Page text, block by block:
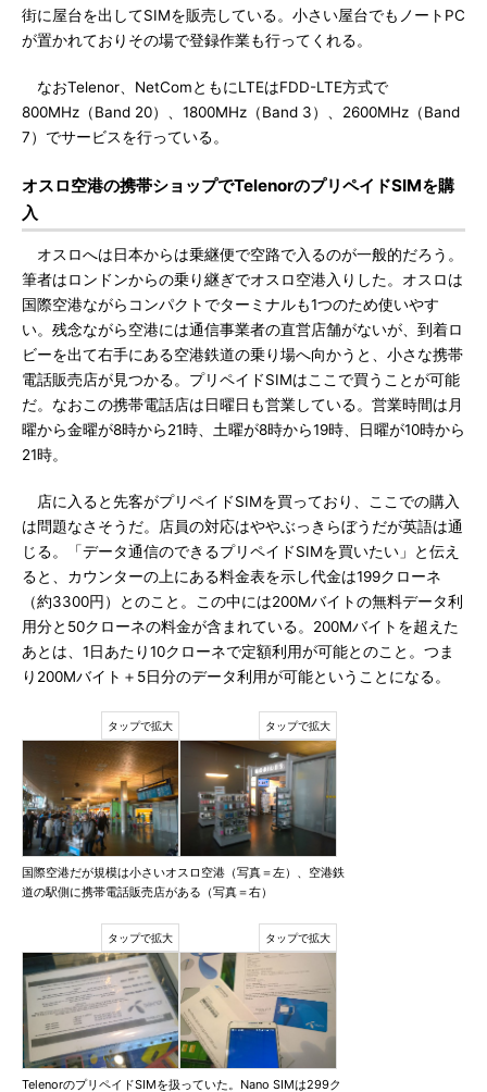
街に屋台を出してSIMを販売している。小さい屋台でもノートPC
が置かれておりその場で登録作業も行ってくれる。
なおTelenor、NetComともにLTEはFDD-LTE方式で
800MHz（Band 20）、1800MHz（Band 3）、2600MHz（Band
7）でサービスを行っている。
オスロ空港の携帯ショップでTelenorのプリペイドSIMを購
入
オスロへは日本からは乗継便で空路で入るのが一般的だろう。
筆者はロンドンからの乗り継ぎでオスロ空港入りした。オスロは
国際空港ながらコンパクトでターミナルも1つのため使いやす
い。残念ながら空港には通信事業者の直営店舗がないが、到着ロ
ビーを出て右手にある空港鉄道の乗り場へ向かうと、小さな携帯
電話販売店が見つかる。プリペイドSIMはここで買うことが可能
だ。なおこの携帯電話店は日曜日も営業している。営業時間は月
曜から金曜が8時から21時、土曜が8時から19時、日曜が10時から
21時。
店に入ると先客がプリペイドSIMを買っており、ここでの購入
は問題なさそうだ。店員の対応はややぶっきらぼうだが英語は通
じる。「データ通信のできるプリペイドSIMを買いたい」と伝え
ると、カウンターの上にある料金表を示し代金は199クローネ
（約3300円）とのこと。この中には200Mバイトの無料データ利
用分と50クローネの料金が含まれている。200Mバイトを超えた
あとは、1日あたり10クローネで定額利用が可能とのこと。つま
り200Mバイト＋5日分のデータ利用が可能ということになる。
国際空港だが規模は小さいオスロ空港（写真＝左）、空港鉄
道の駅側に携帯電話販売店がある（写真＝右）
TelenorのプリペイドSIMを扱っていた。Nano SIMは299ク